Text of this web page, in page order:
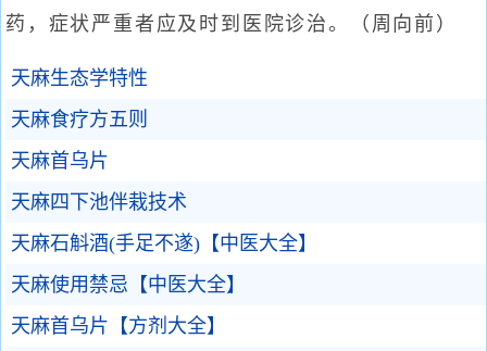
药，症状严重者应及时到医院诊治。（周向前）
天麻生态学特性
天麻食疗方五则
天麻首乌片
天麻四下池伴栽技术
天麻石斛酒(手足不遂)【中医大全】
天麻使用禁忌【中医大全】
天麻首乌片【方剂大全】